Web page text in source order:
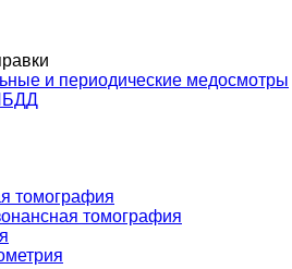
и периодические медосмотры
томография
томография